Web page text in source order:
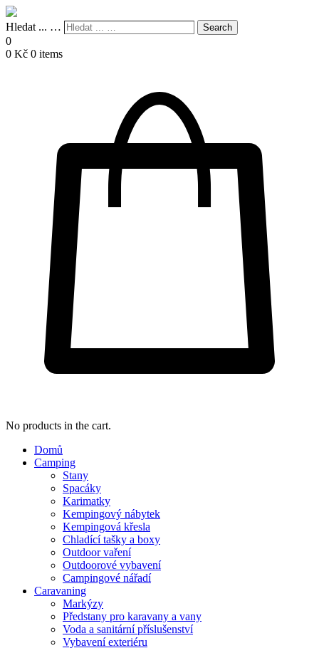
Hledat ... … Search
0
0 Kč 0 items
No products in the cart.
Domů
Camping
Stany
Spacáky
Karimatky
Kempingový nábytek
Kempingová křesla
Chladící tašky a boxy
Outdoor vaření
Outdoorové vybavení
Campingové nářadí
Caravaning
Markýzy
Předstany pro karavany a vany
Voda a sanitární příslušenství
Vybavení exteriéru